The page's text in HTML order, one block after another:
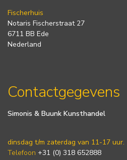
Fischerhuis
Notaris Fischerstraat 27
6711 BB Ede
Nederland
Contactgegevens
Simonis & Buunk Kunsthandel
dinsdag t/m zaterdag van 11-17 uur.
Telefoon +31 (0) 318 652888